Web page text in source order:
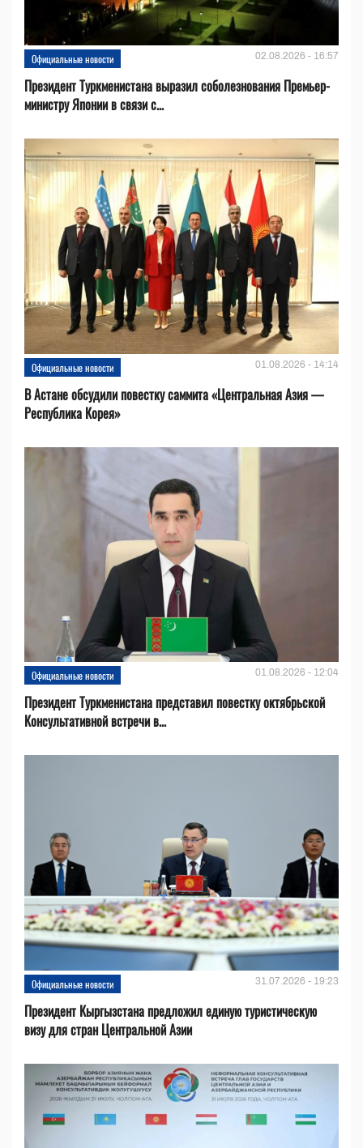
Официальные новости 02.08.2026 - 16:57
Президент Туркменистана выразил соболезнования Премьер-
министру Японии в связи с...
Официальные новости 01.08.2026 - 14:14
В Астане обсудили повестку саммита «Центральная Азия —
Республика Корея»
Официальные новости 01.08.2026 - 12:04
Президент Туркменистана представил повестку октябрьской
Консультативной встречи в...
Официальные новости 31.07.2026 - 19:23
Президент Кыргызстана предложил единую туристическую
визу для стран Центральной Азии